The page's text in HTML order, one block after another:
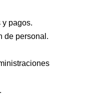
y pagos.
de personal.